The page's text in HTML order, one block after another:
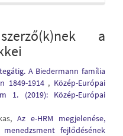
a
A Biedermann família
1849-1914 , Közép-Európai
1. (2019): Közép-Európai
Az e-HRM megjelenése,
fejlődésének